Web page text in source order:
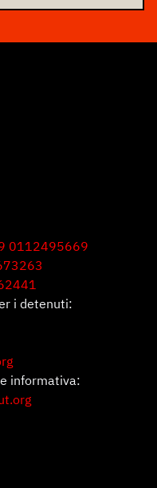
0112495669
i detenuti:
informativa: